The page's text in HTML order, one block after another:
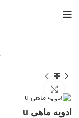
ادویه ماهی u